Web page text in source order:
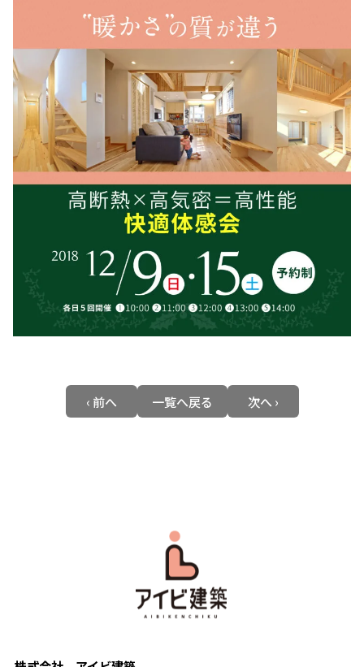
‹ 前へ 一覧へ戻る 次へ ›